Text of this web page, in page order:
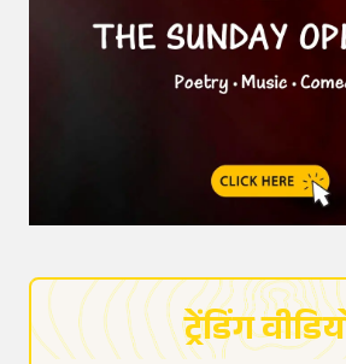
ट्रेंडिंग